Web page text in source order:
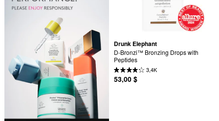
Drunk Elephant
D-Bronzi™ Bronzing Drops with
Peptides
3,4K
53,00 $